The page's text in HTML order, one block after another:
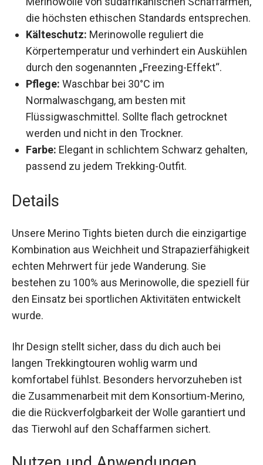
Schaffarmen, die höchsten ethischen
Standards entsprechen.
Kälteschutz: Merinowolle reguliert die
Körpertemperatur und verhindert ein
Auskühlen durch den sogenannten „Freezing-
Effekt“.
Pflege:Waschbar bei 30°C im
Normalwaschgang, am besten mit
Flüssigwaschmittel. Sollte flach getrocknet
werden und nicht in den Trockner.
Farbe:Elegant in schlichtem Schwarz
Details
Unsere Merino Tights bieten durch die
einzigartige Kombination aus Weichheit und
Strapazierfähigkeit echten Mehrwert für jede
Wanderung. Sie bestehen zu 100% aus
Merinowolle, die speziell für den Einsatz bei
sportlichen Aktivitäten entwickelt wurde.
Ihr Design stellt sicher, dass du dich auch bei
langen Trekkingtouren wohlig warm und
komfortabel fühlst. Besonders hervorzuheben ist
die Zusammenarbeit mit dem Konsortium-
Merino, die die Rückverfolgbarkeit der Wolle
garantiert und das Tierwohl auf den Schaffarmen